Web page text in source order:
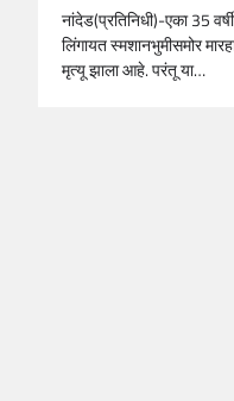
नांदेड(प्रतिनिधी)-एका 35
लिंगायत स्मशानभुमीसमोर
मृत्यू झाला आहे. परंतू या…